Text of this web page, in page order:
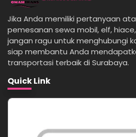
Jika Anda memiliki pertanyaan
pemesanan sewa mobil, elf,
jangan ragu untuk menghubungi
siap membantu Anda
transportasi terbaik di Surabaya.
Quick Link